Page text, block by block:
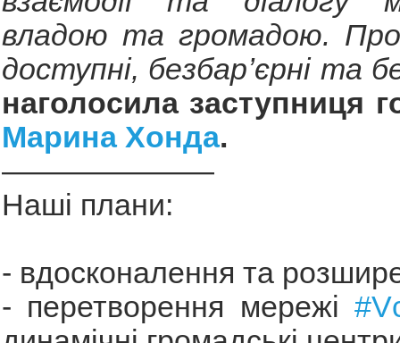
владою та громадою.
доступні, безбарʼєрні та
наголосила заступниця
Марина Хонда.
———————
Наші плани:
- вдосконалення та
- перетворення мережі